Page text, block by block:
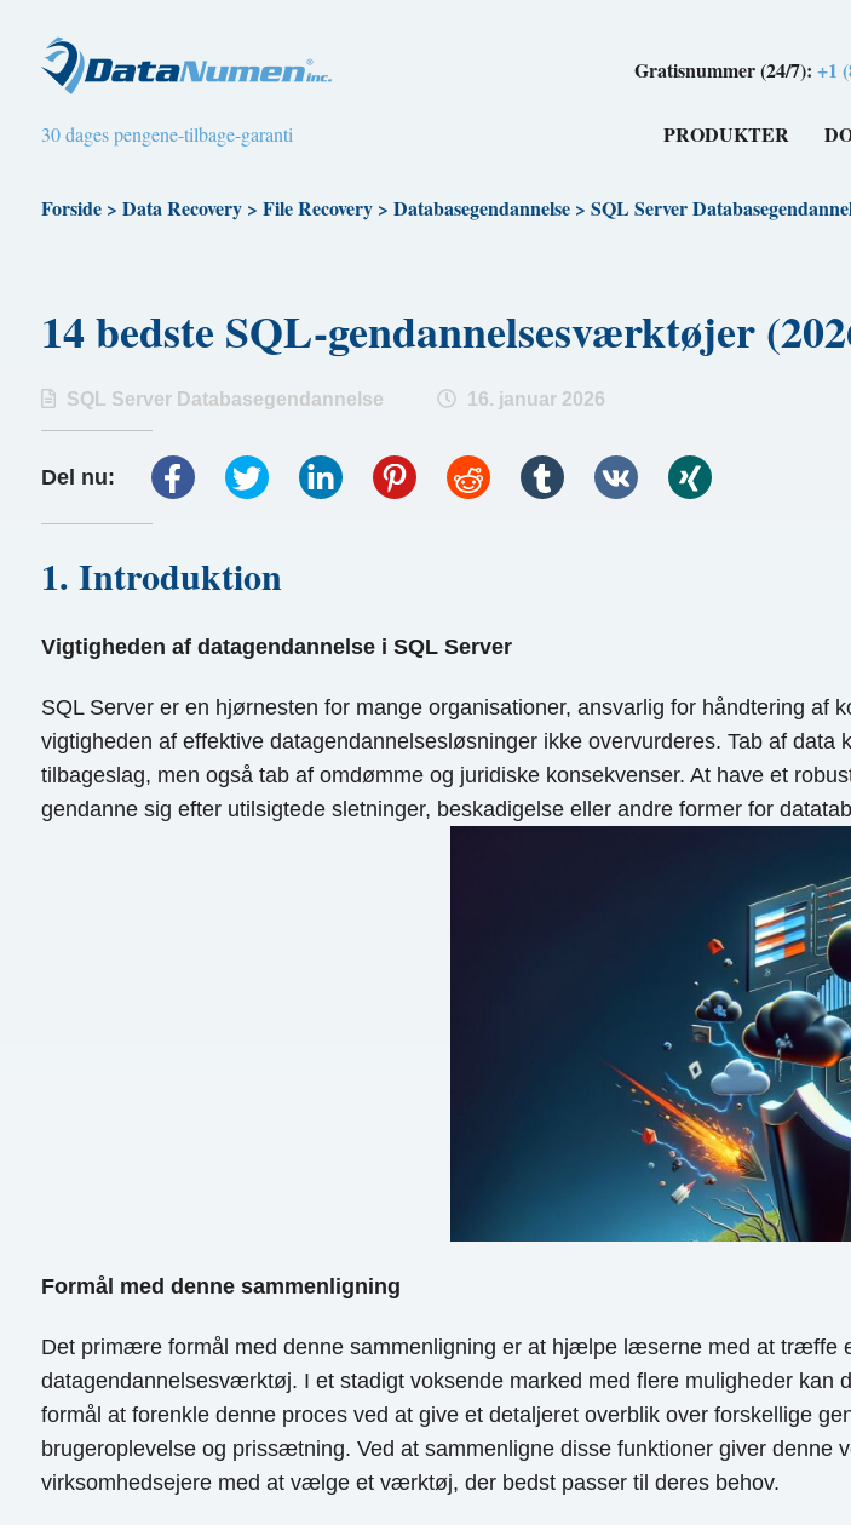
Gratisnummer (24/7):+1
30 dages pengene-tilbage-garanti PRODUKTER
Forside> Data Recovery> File Recovery> Databasegendannelse> SQL Server
14 bedste SQL-gendannelsesværktøjer
SQL Server Databasegendannelse 16. januar 2026
Del nu:
1. Introduktion
Vigtigheden af ​​datagendannelse i SQL Server
SQL Server er en hjørnesten for mange organisationer, ansvarlig for håndtering
vigtigheden af ​​effektive datagendannelsesløsninger ikke overvurderes. Tab af
tilbageslag, men også tab af omdømme og juridiske konsekvenser. At have et
gendanne sig efter utilsigtede sletninger, beskadigelse eller andre former for
Formål med denne sammenligning
Det primære formål med denne sammenligning er at hjælpe læserne med at træffe
datagendannelsesværktøj. I et stadigt voksende marked med flere muligheder
formål at forenkle denne proces ved at give et detaljeret overblik over forskellige
brugeroplevelse og prissætning. Ved at sammenligne disse funktioner giver
virksomhedsejere med at vælge et værktøj, der bedst passer til deres behov.